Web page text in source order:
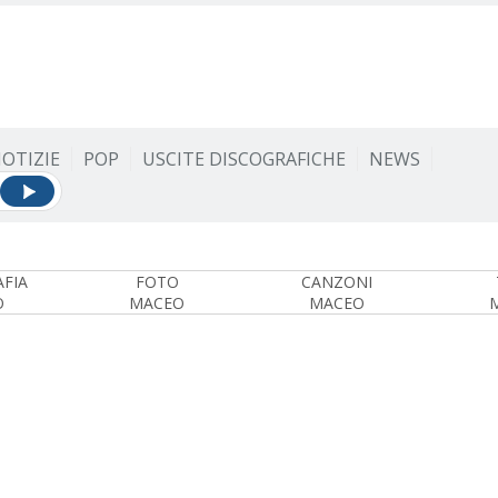
POP USCITE DISCOGRAFICHE NEWS
FOTO
MACEO
CANZONI
MACEO